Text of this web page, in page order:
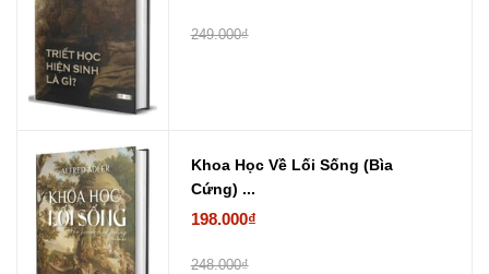
249.000₫
Khoa Học Về Lối Sống (Bìa
Cứng) ...
198.000₫
248.000₫